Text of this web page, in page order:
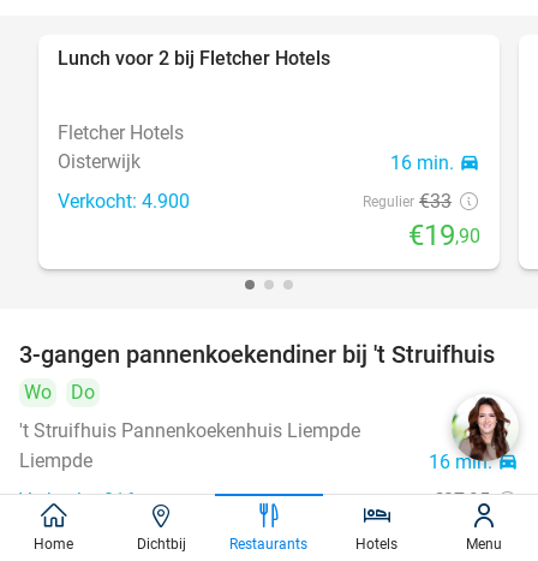
Lunch voor 2 bij Fletcher Hotels
Fletcher Hotels
Oisterwijk
16 min. directions_car
Verkocht: 4.900 Regulier €33
€19,90
43%
3-gangen pannenkoekendiner bij 't Struifhuis
Wo
Do
't Struifhuis Pannenkoekenhuis Liempde
9.4star
Liempde 16 min.directions_car
Verkocht: 816 €27,95
€15,95
Home Dichtbij Restaurants Hotels Menu